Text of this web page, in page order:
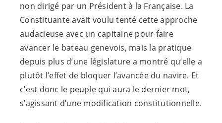
non dirigé par un Président à la Française. La
Constituante avait voulu tenté cette approche
audacieuse avec un capitaine pour faire
avancer le bateau genevois, mais la pratique
depuis plus d’une législature a montré qu’elle a
plutôt l’effet de bloquer l’avancée du navire. Et
c’est donc le peuple qui aura le dernier mot,
s’agissant d’une modification constitutionnelle.